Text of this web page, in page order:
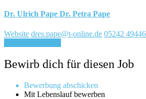
Dr. Ulrich Pape Dr. Petra Pape
Website dres.pape@t-online.de 05242 49446
Bewirb dich für diesen Job
Bewerbung abschicken
Mit Lebenslauf bewerben